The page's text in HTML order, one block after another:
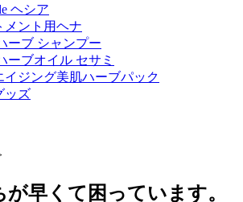
ヘシア
メント用ヘナ
ーブ シャンプー
ーブオイル セサミ
イジング美肌ハーブパック
ッズ
早くて困っています。